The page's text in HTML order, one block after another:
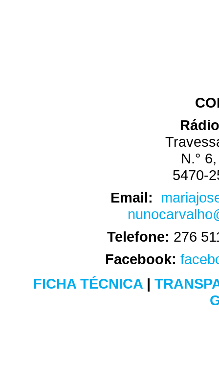
N.°
5470-
Email:
Telefone: 276
Facebook:
FICHA TÉCNICA|